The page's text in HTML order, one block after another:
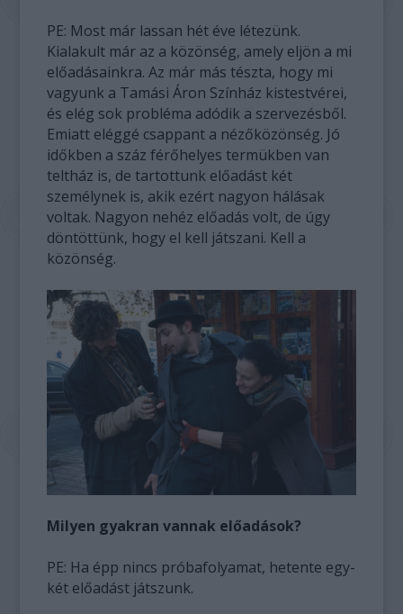
PE: Most már lassan hét éve létezünk.
Kialakult már az a közönség, amely eljön a mi
előadásainkra. Az már más tészta, hogy mi
vagyunk a Tamási Áron Színház kistestvérei,
és elég sok probléma adódik a szervezésből.
Emiatt eléggé csappant a nézőközönség. Jó
időkben a száz férőhelyes termükben van
teltház is, de tartottunk előadást két
személynek is, akik ezért nagyon hálásak
voltak. Nagyon nehéz előadás volt, de úgy
döntöttünk, hogy el kell játszani. Kell a
közönség.
Milyen gyakran vannak előadások?
PE: Ha épp nincs próbafolyamat, hetente egy-
két előadást játszunk.